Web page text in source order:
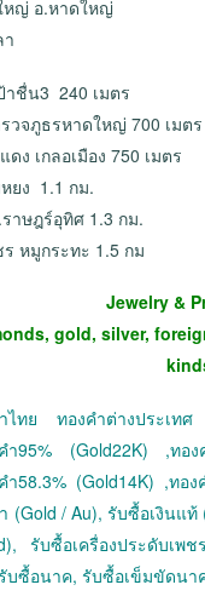
อ.หาดใหญ่
ชื่น3 240 เมตร
วจภูธรหาดใหญ่ 700 เมตร
ง เกลอเมือง 750 เมตร
ยง 1.1 กม.
าษฎร์อุทิศ 1.3 กม.
ร หมูกระทะ 1.5 กม
Jewelry &
gold, silver,
ำไทย ทองคำต่างประเ
คำ95% (Gold22K) ,ท
ำ58.3% (Gold14K) ,ทอ
(Gold / Au), รับซื้อเงินแ
รับซื้อเครื่องประดับเ
บซื้อนาค, รับซื้อเข็มขัดน